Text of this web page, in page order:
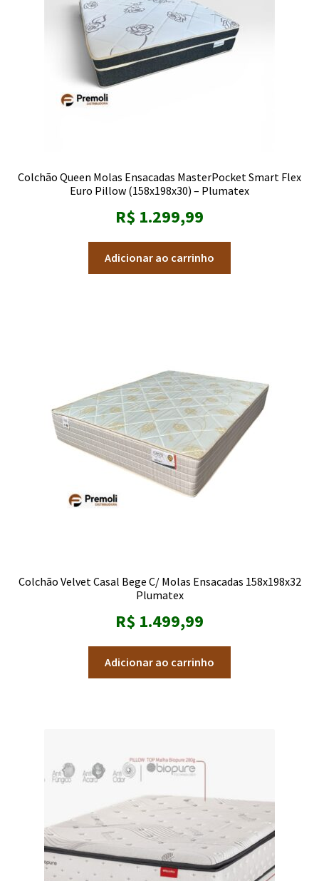
Colchão Queen Molas Ensacadas MasterPocket Smart Flex
Euro Pillow (158x198x30) – Plumatex
R$ 1.299,99
Adicionar ao carrinho
Colchão Velvet Casal Bege C/ Molas Ensacadas 158x198x32
Plumatex
R$ 1.499,99
Adicionar ao carrinho